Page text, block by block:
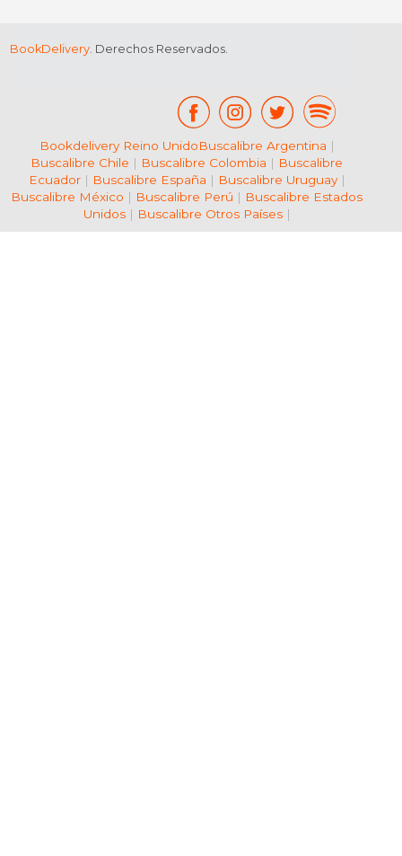
BookDelivery. Derechos Reservados.
Bookdelivery Reino UnidoBuscalibre Argentina |
Buscalibre Chile | Buscalibre Colombia | Buscalibre
Ecuador| Buscalibre España | Buscalibre Uruguay|
Buscalibre México | Buscalibre Perú | Buscalibre Estados
Unidos| Buscalibre Otros Países|